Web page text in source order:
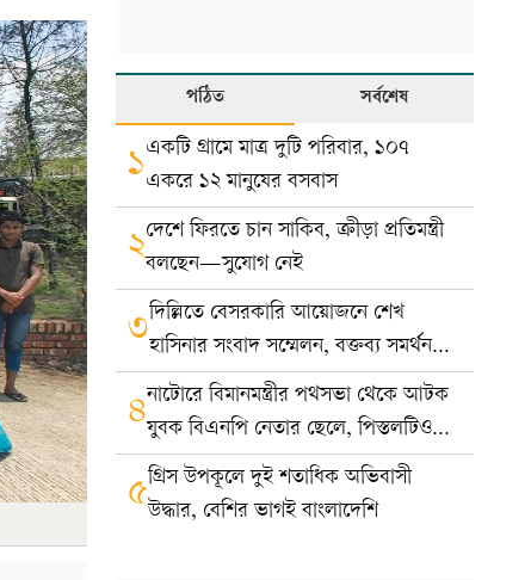
পঠিত সর্বশেষ
১একটি গ্রামে মাত্র দুটি পরিবার, ১০৭
একরে ১২ মানুষের বসবাস
২দেশে ফিরতে চান সাকিব, ক্রীড়া প্রতিমন্ত্রী
বলছেন—সুযোগ নেই
৩দিল্লিতে বেসরকারি আয়োজনে শেখ
হাসিনার সংবাদ সম্মেলন, বক্তব্য সমর্থন
করে না সরকার: ভারত
৪নাটোরে বিমানমন্ত্রীর পথসভা থেকে আটক
যুবক বিএনপি নেতার ছেলে, পিস্তলটিও
খেলনা
৫গ্রিস উপকূলে দুই শতাধিক অভিবাসী
উদ্ধার, বেশির ভাগই বাংলাদেশি